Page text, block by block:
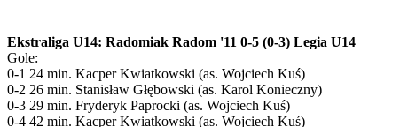
Ekstraliga U14: Radomiak Radom '11 0-5 (0-3) Legia U14
Gole:
0-1 24 min. Kacper Kwiatkowski (as. Wojciech Kuś)
0-2 26 min. Stanisław Głębowski (as. Karol Konieczny)
0-3 29 min. Fryderyk Paprocki (as. Wojciech Kuś)
0-4 42 min. Kacper Kwiatkowski (as. Wojciech Kuś)